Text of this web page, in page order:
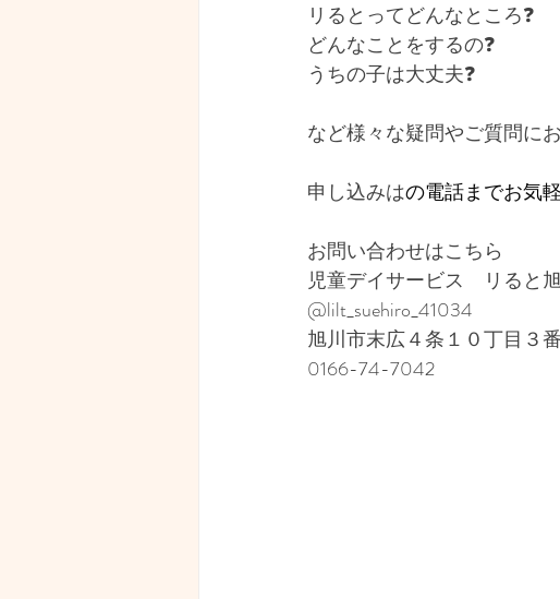
リるとってどんなところ❓
どんなことをするの❓
うちの子は大丈夫❓
など様々な疑問やご質問に
申し込みはの電話までお気
お問い合わせはこちら
児童デイサービス　リると
@lilt_suehiro_41034
旭川市末広４条１０丁目３
0166-74-7042